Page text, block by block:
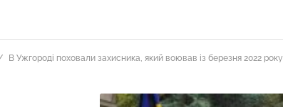
В Ужгороді поховали захисника, який воював із березня 2022 року